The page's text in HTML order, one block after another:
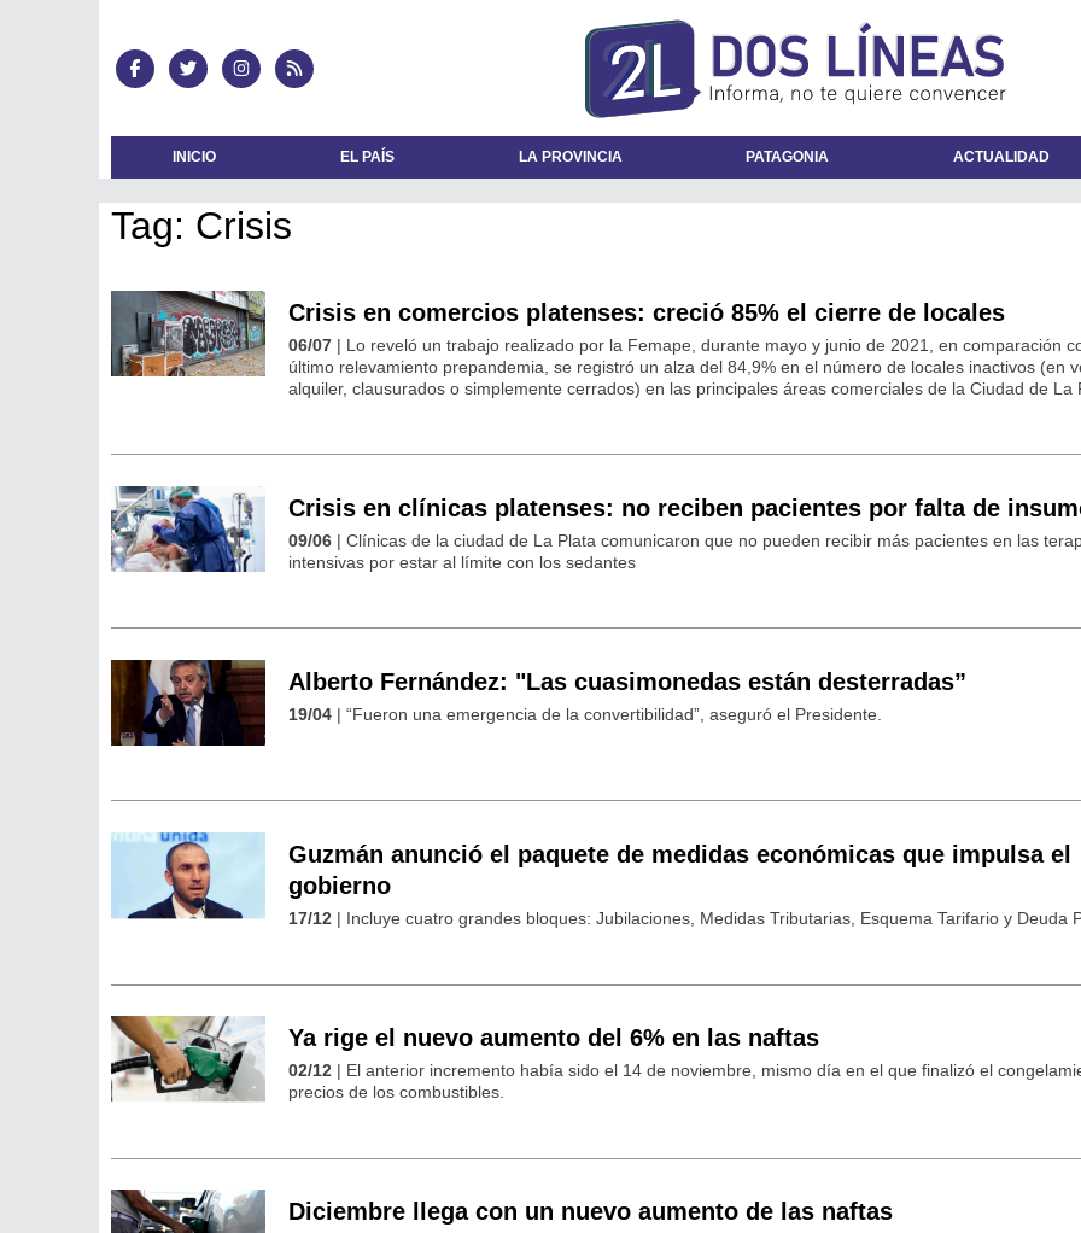
INICIO EL PAÍS LA PROVINCIA PATAGONIA ACTUALIDAD
Tag: Crisis
Crisis en comercios platenses: creció 85% el cierre de locales
06/07 | Lo reveló un trabajo realizado por la Femape, durante mayo y junio de 2021, en comparación
último relevamiento prepandemia, se registró un alza del 84,9% en el número de locales inactivos (en
alquiler, clausurados o simplemente cerrados) en las principales áreas comerciales de la Ciudad de La
Crisis en clínicas platenses: no reciben pacientes por falta de
09/06 | Clínicas de la ciudad de La Plata comunicaron que no pueden recibir más pacientes en las
intensivas por estar al límite con los sedantes
Alberto Fernández: "Las cuasimonedas están desterradas”
19/04 | “Fueron una emergencia de la convertibilidad”, aseguró el Presidente.
Guzmán anunció el paquete de medidas económicas que impulsa el
gobierno
17/12 | Incluye cuatro grandes bloques: Jubilaciones, Medidas Tributarias, Esquema Tarifario y Deuda
Ya rige el nuevo aumento del 6% en las naftas
02/12 | El anterior incremento había sido el 14 de noviembre, mismo día en el que finalizó el
precios de los combustibles.
Diciembre llega con un nuevo aumento de las naftas